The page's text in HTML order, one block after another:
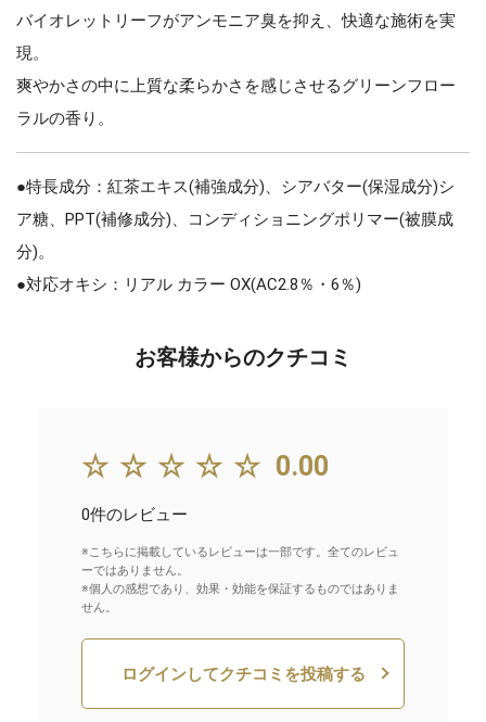
バイオレットリーフがアンモニア臭を抑え、快適な施術を実
現。
爽やかさの中に上質な柔らかさを感じさせるグリーンフロー
ラルの香り。
●特長成分：紅茶エキス(補強成分)、シアバター(保湿成分)シ
ア糖、PPT(補修成分)、コンディショニングポリマー(被膜成
分)。
●対応オキシ：リアル カラー OX(AC2.8％・6％)
お客様からのクチコミ
☆☆☆☆☆ 0.00
0件のレビュー
※こちらに掲載しているレビューは一部です。全てのレビュ
ーではありません。
※個人の感想であり、効果・効能を保証するものではありま
せん。
ログインしてクチコミを投稿する